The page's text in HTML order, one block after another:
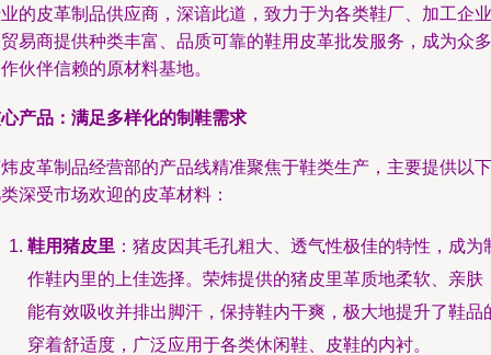
的皮革制品供应商，深谙此道，致力于为各类鞋厂、加工企业
易商提供种类丰富、品质可靠的鞋用皮革批发服务，成为众多
伙伴信赖的原材料基地。
产品：满足多样化的制鞋需求
皮革制品经营部的产品线精准聚焦于鞋类生产，主要提供以下
深受市场欢迎的皮革材料：
鞋用猪皮里 ：猪皮因其毛孔粗大、透气性极佳的特性，成为
作鞋内里的上佳选择。荣炜提供的猪皮里革质地柔软、亲肤
能有效吸收并排出脚汗，保持鞋内干爽，极大地提升了鞋品
穿着舒适度，广泛应用于各类休闲鞋、皮鞋的内衬。